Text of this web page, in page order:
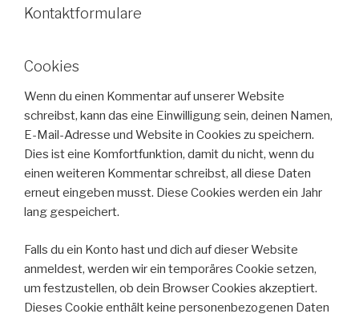
Kontaktformulare
Cookies
Wenn du einen Kommentar auf unserer Website
schreibst, kann das eine Einwilligung sein, deinen Namen,
E-Mail-Adresse und Website in Cookies zu speichern.
Dies ist eine Komfortfunktion, damit du nicht, wenn du
einen weiteren Kommentar schreibst, all diese Daten
erneut eingeben musst. Diese Cookies werden ein Jahr
lang gespeichert.
Falls du ein Konto hast und dich auf dieser Website
anmeldest, werden wir ein temporäres Cookie setzen,
um festzustellen, ob dein Browser Cookies akzeptiert.
Dieses Cookie enthält keine personenbezogenen Daten